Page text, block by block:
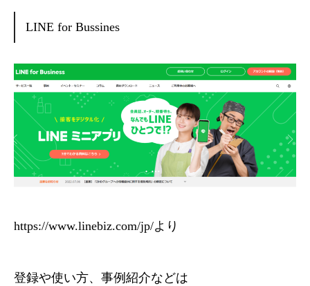
LINE for Bussines
https://www.linebiz.com/jp/より
登録や使い方、事例紹介などは